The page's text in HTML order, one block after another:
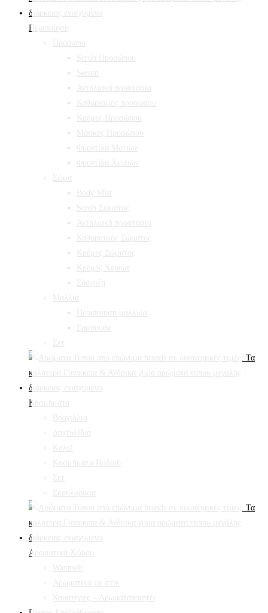
Περιποίηση
Πρόσωπο
Scrub Προσώπου
Serum
Αντηλιακή προστασία
Καθαρισμός προσώπου
Κρέμες Προσώπου
Μάσκες Προσώπου
Φροντίδα Ματιών
Φροντίδα Χειλιών
Σώμα
Body Mist
Scrub Σώματος
Αντηλιακή προστασία
Καθαρισμός Σώματος
Κρέμες Σώματος
Κρέμες Χεριών
Σύσφιξη
Mαλλιά
Περιποίηση μαλλιών
Σαμπουάν
Σετ
Κοσμήματα
Βραχιόλια
Δαχτυλίδια
Κολιέ
Κοσμήματα Ποδιού
Σετ
Σκουλαρίκια
Αρωματικά Χώρου
Waxmelt
Αρωματικά με στικ
Καυστήρες – Αρωματοποιητές